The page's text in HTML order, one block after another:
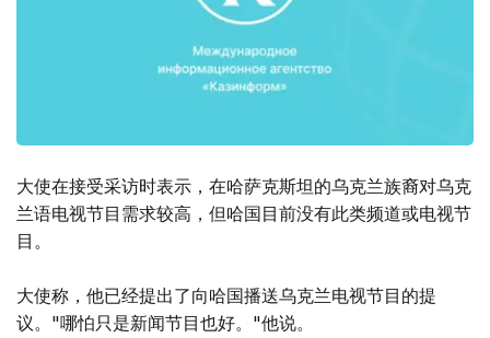
大使在接受采访时表示，在哈萨克斯坦的乌克兰族裔对乌克
兰语电视节目需求较高，但哈国目前没有此类频道或电视节
目。
大使称，他已经提出了向哈国播送乌克兰电视节目的提
议。"哪怕只是新闻节目也好。"他说。